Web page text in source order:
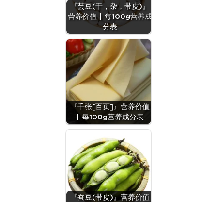
『芸豆(干，杂，带皮)』
营养价值 | 每100g营养成
分表
『千张[百页]』营养价值
| 每100g营养成分表
『蚕豆(带皮)』营养价值